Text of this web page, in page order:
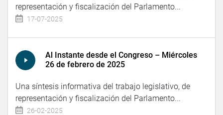
representación y fiscalización del Parlamento...
17-07-2025
Al Instante desde el Congreso – Miércoles
26 de febrero de 2025
Una síntesis informativa del trabajo legislativo, de
representación y fiscalización del Parlamento...
26-02-2025